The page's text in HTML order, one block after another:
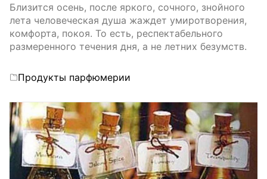
Близится осень, после яркого, сочного, знойного
лета человеческая душа жаждет умиротворения,
комфорта, покоя. То есть, респектабельного
размеренного течения дня, а не летних безумств.
Categories
Продукты парфюмерии